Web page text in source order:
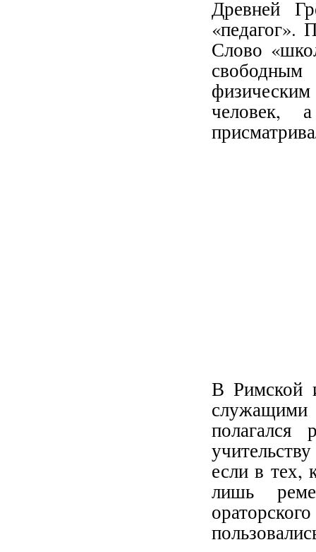
Древней
«педагог».
Слово
человек,
В Римской
служащими
если в тех,
лишь